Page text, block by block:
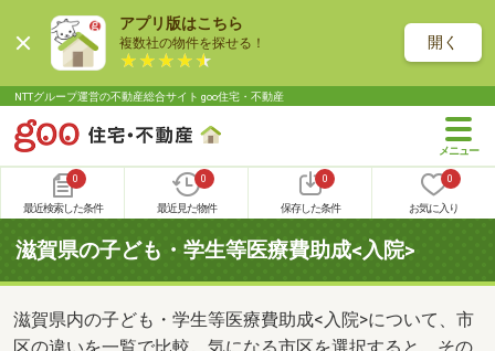
アプリ版はこちら
複数社の物件を探せる！ 開く
NTTグループ運営の不動産総合サイト goo住宅・不動産
0
最近検索した条件
0
最近見た物件
0
保存した条件
0
お気に入り
滋賀県の子ども・学生等医療費助成<入院>
滋賀県内の子ども・学生等医療費助成<入院>について、市